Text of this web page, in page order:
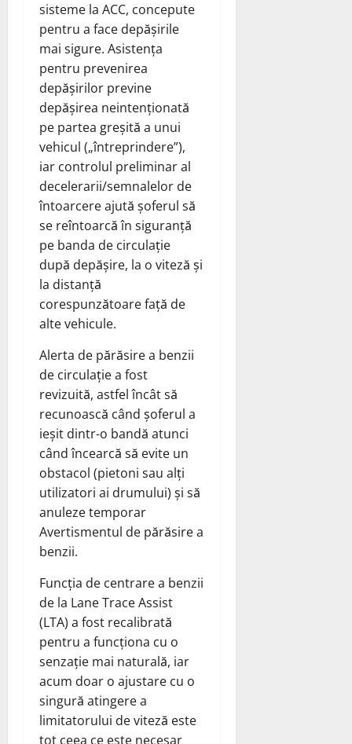
sisteme la ACC, concepute
pentru a face depășirile
mai sigure. Asistența
pentru prevenirea
depășirilor previne
depășirea neintenționată
pe partea greșită a unui
vehicul („întreprindere”),
iar controlul preliminar al
decelerarii/semnalelor de
întoarcere ajută șoferul să
se reîntoarcă în siguranță
pe banda de circulație
după depășire, la o viteză și
la distanță
corespunzătoare față de
alte vehicule.
Alerta de părăsire a benzii
de circulație a fost
revizuită, astfel încât să
recunoască când șoferul a
ieșit dintr-o bandă atunci
când încearcă să evite un
obstacol (pietoni sau alți
utilizatori ai drumului) și să
anuleze temporar
Avertismentul de părăsire a
benzii.
Funcția de centrare a benzii
de la Lane Trace Assist
(LTA) a fost recalibrată
pentru a funcționa cu o
senzație mai naturală, iar
acum doar o ajustare cu o
singură atingere a
limitatorului de viteză este
tot ceea ce este necesar